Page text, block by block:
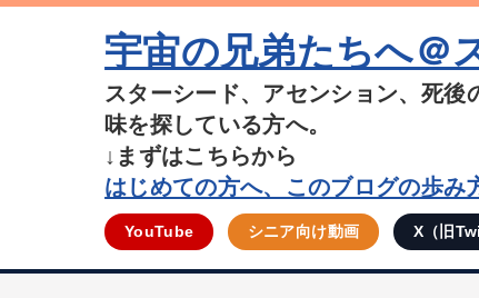
宇宙の兄弟たちへ＠
スターシード、アセンション、死
味を探している方へ。
↓まずはこちらから
はじめての方へ、このブログの歩み
YouTube シニア向け動画 X（旧